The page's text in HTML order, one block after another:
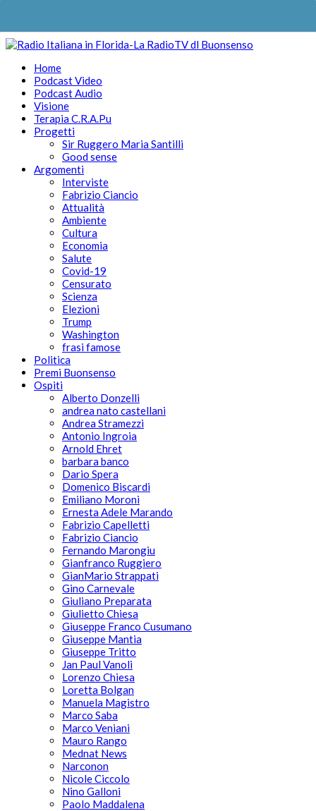
Home
Podcast Video
Podcast Audio
Visione
Terapia C.R.A.Pu
Progetti
Sir Ruggero Maria Santilli
Good sense
Argomenti
Interviste
Fabrizio Ciancio
Attualità
Ambiente
Cultura
Economia
Salute
Covid-19
Censurato
Scienza
Elezioni
Trump
Washington
frasi famose
Politica
Premi Buonsenso
Ospiti
Alberto Donzelli
andrea nato castellani
Andrea Stramezzi
Antonio Ingroia
Arnold Ehret
barbara banco
Dario Spera
Domenico Biscardi
Emiliano Moroni
Ernesta Adele Marando
Fabrizio Capelletti
Fabrizio Ciancio
Fernando Marongiu
Gianfranco Ruggiero
GianMario Strappati
Gino Carnevale
Giuliano Preparata
Giulietto Chiesa
Giuseppe Franco Cusumano
Giuseppe Mantia
Giuseppe Tritto
Jan Paul Vanoli
Lorenzo Chiesa
Loretta Bolgan
Manuela Magistro
Marco Saba
Marco Veniani
Mauro Rango
Mednat News
Narconon
Nicole Ciccolo
Nino Galloni
Paolo Maddalena